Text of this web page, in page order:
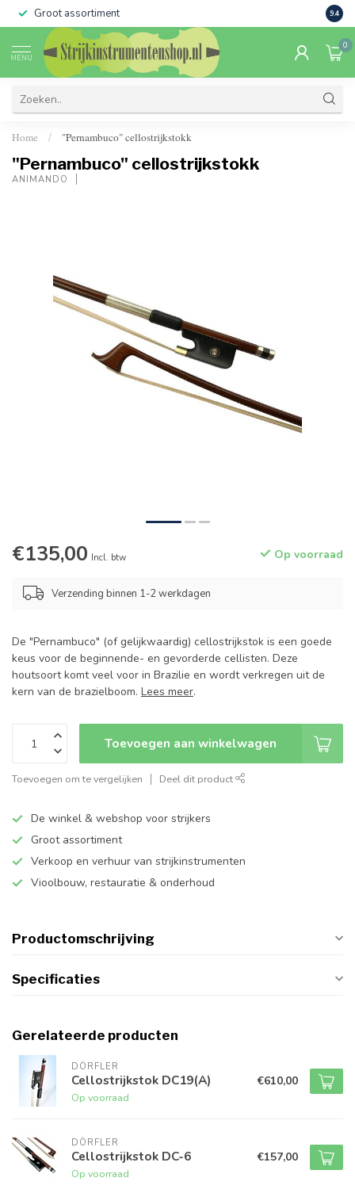
Groot assortiment 9.4
MENU
0
Home / "Pernambuco" cellostrijkstokk
"Pernambuco" cellostrijkstokk
ANIMANDO
€135,00 Incl. btw Op voorraad
Verzending binnen 1-2 werkdagen
De "Pernambuco" (of gelijkwaardig) cellostrijkstok is een goede
keus voor de beginnende- en gevorderde cellisten. Deze
houtsoort komt veel voor in Brazilie en wordt verkregen uit de
kern van de brazielboom. Lees meer.
Toevoegen aan winkelwagen
Toevoegen om te vergelijken Deel dit product
De winkel & webshop voor strijkers
Groot assortiment
Verkoop en verhuur van strijkinstrumenten
Vioolbouw, restauratie & onderhoud
Productomschrijving
Specificaties
Gerelateerde producten
DÖRFLER
Cellostrijkstok DC19(A)
Op voorraad
€610,00
DÖRFLER
Cellostrijkstok DC-6
Op voorraad
€157,00